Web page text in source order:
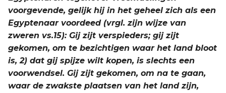
voorgevende, gelijk hij in het geheel zich als een
Egyptenaar voordeed (vrgl. zijn wijze van
zweren vs.15): Gij zijt verspieders; gij zijt
gekomen, om te bezichtigen waar het land bloot
is, 2) dat gij spijze wilt kopen, is slechts een
voorwendsel. Gij zijt gekomen, om na te gaan,
waar de zwakste plaatsen van het land zijn,